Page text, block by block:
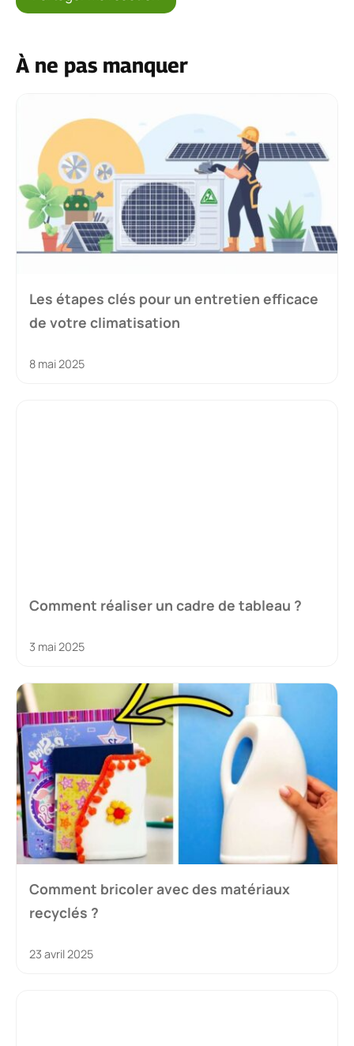
À ne pas manquer
Les étapes clés pour un entretien efficace
de votre climatisation
8 mai 2025
Comment réaliser un cadre de tableau ?
3 mai 2025
Comment bricoler avec des matériaux
recyclés ?
23 avril 2025